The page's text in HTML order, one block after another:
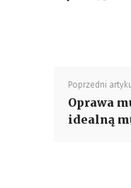
Poprzedni
Oprawa
idealną